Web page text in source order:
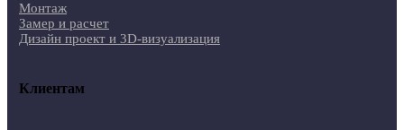
Монтаж
Замер и расчет
Дизайн проект и 3D-визуализация
Клиентам